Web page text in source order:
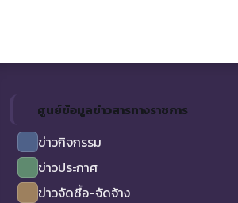
ศูนย์ข้อมูลข่าวสารทางราชการ
ข่าวกิจกรรม
ข่าวประกาศ
ข่าวจัดซื้อ-จัดจ้าง